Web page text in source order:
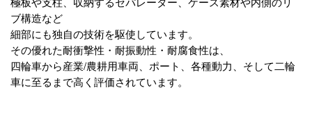
ブ構造など
細部にも独自の技術を駆使しています。
その優れた耐衝撃性・耐振動性・耐腐食性は、
四輪車から産業/農耕用車両、ポート、各種動力、そして二輪
車に至るまで高く評価されています。